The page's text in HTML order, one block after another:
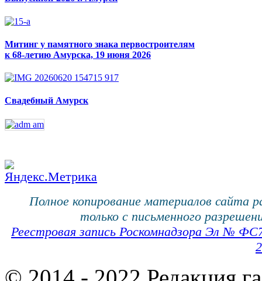
Митинг у памятного знака первостроителям
к 68-летию Амурска, 19 июня 2026
Свадебный Амурск
Полное копирование материалов сайта
только с письменного
Реестровая запись Роскомнадзора Эл №